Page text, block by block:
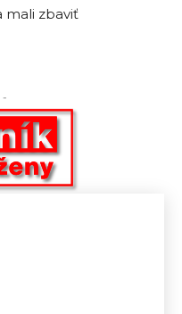
mali zbaviť
-